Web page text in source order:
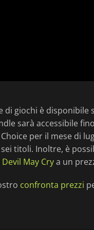
di giochi è
sarà accessibile
per il mese di
titoli. Inoltre, è
May Crya un
confronta prezzi